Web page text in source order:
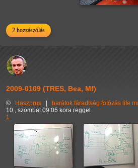
2 hozzászólás
2009-0109 (TRES, Bea, Mf)
© Haszprus barátok fáradtság fotózás life
10., szombat 09:05 kora reggel
1